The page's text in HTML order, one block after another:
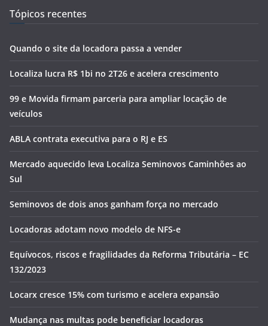
Tópicos recentes
Quando o site da locadora passa a vender
Localiza lucra R$ 1bi no 2T26 e acelera crescimento
99 e Movida firmam parceria para ampliar locação de
veículos
ABLA contrata executiva para o RJ e ES
Mercado aquecido leva Localiza Seminovos Caminhões ao
Sul
Seminovos de dois anos ganham força no mercado
Locadoras adotam novo modelo de NFS-e
Equívocos, riscos e fragilidades da Reforma Tributária – EC
132/2023
Locarx cresce 15% com turismo e acelera expansão
Mudança nas multas pode beneficiar locadoras